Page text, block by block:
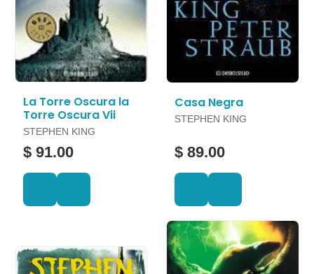
La Torre Oscura la
Torre Oscura Vii
STEPHEN KING
$ 91.00
Casa Negra
STEPHEN KING
$ 89.00